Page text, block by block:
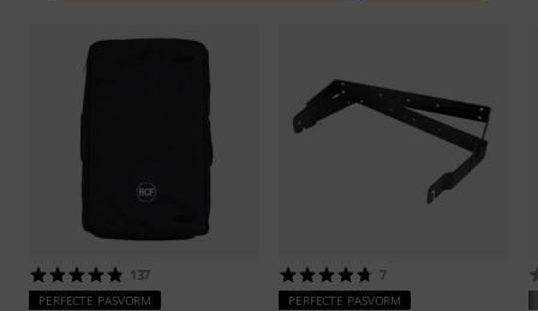
137
PERFECTE PASVORM
7
PERFECTE PASVORM